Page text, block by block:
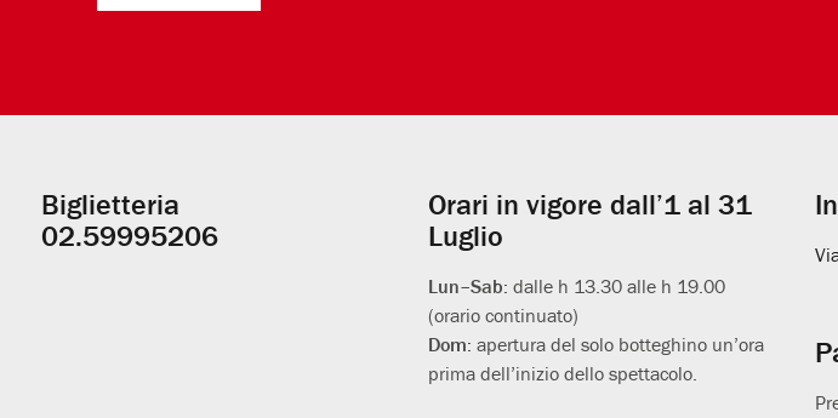
Informazioni
utili
Biglietteria
02.59995206
Orari in vigore dall’1 al 31
Luglio
Lun–Sab: dalle h 13.30 alle h 19.00
(orario continuato)
Dom: apertura del solo botteghino un’ora
prima dell’inizio dello spettacolo.